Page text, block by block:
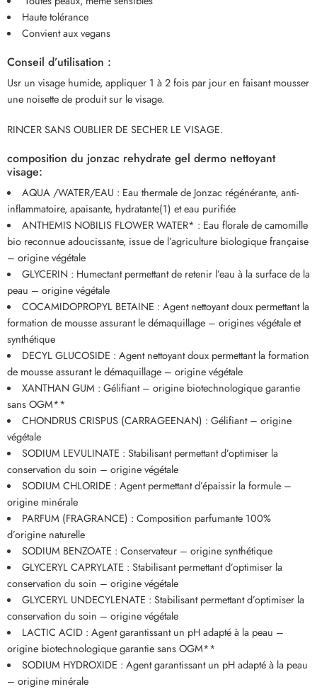
Haute tolérance
Convient aux vegans
Conseil d’utilisation :
Usr un visage humide, appliquer 1 à 2 fois par jour en faisant mousser
une noisette de produit sur le visage.
RINCER SANS OUBLIER DE SECHER LE VISAGE.
composition du jonzac rehydrate gel dermo nettoyant
visage:
AQUA /WATER/EAU : Eau thermale de Jonzac régénérante, anti-
inflammatoire, apaisante, hydratante(1) et eau purifiée
ANTHEMIS NOBILIS FLOWER WATER* : Eau florale de camomille
bio reconnue adoucissante, issue de l’agriculture biologique française
– origine végétale
GLYCERIN : Humectant permettant de retenir l’eau à la surface de la
peau – origine végétale
COCAMIDOPROPYL BETAINE : Agent nettoyant doux permettant la
formation de mousse assurant le démaquillage – origines végétale et
synthétique
DECYL GLUCOSIDE : Agent nettoyant doux permettant la formation
de mousse assurant le démaquillage – origine végétale
XANTHAN GUM : Gélifiant – origine biotechnologique garantie
sans OGM**
CHONDRUS CRISPUS (CARRAGEENAN) : Gélifiant – origine
végétale
SODIUM LEVULINATE : Stabilisant permettant d’optimiser la
conservation du soin – origine végétale
SODIUM CHLORIDE : Agent permettant d’épaissir la formule –
origine minérale
PARFUM (FRAGRANCE) : Composition parfumante 100%
d’origine naturelle
SODIUM BENZOATE : Conservateur – origine synthétique
GLYCERYL CAPRYLATE : Stabilisant permettant d’optimiser la
conservation du soin – origine végétale
GLYCERYL UNDECYLENATE : Stabilisant permettant d’optimiser la
conservation du soin – origine végétale
LACTIC ACID : Agent garantissant un pH adapté à la peau –
origine biotechnologique garantie sans OGM**
SODIUM HYDROXIDE : Agent garantissant un pH adapté à la peau
– origine minérale